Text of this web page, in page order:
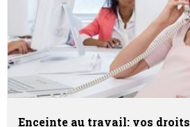
Enceinte au travail: vos droits